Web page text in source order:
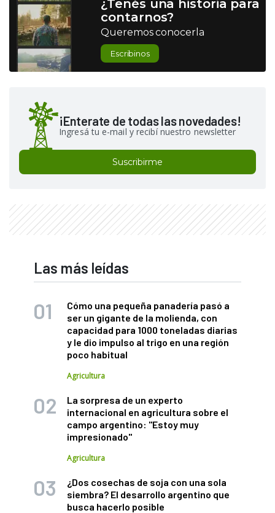
¿Tenés una historia para
contarnos?
Queremos conocerla
Escribinos
¡Enterate de todas las novedades!
Ingresá tu e-mail y recibí nuestro newsletter
Suscribirme
Las más leídas
Cómo una pequeña panadería pasó a
ser un gigante de la molienda, con
capacidad para 1000 toneladas diarias
y le dio impulso al trigo en una región
poco habitual
Agricultura
La sorpresa de un experto
internacional en agricultura sobre el
campo argentino: "Estoy muy
impresionado"
Agricultura
¿Dos cosechas de soja con una sola
siembra? El desarrollo argentino que
busca hacerlo posible